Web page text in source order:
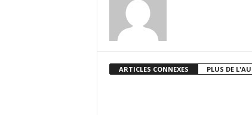
ARTICLES CONNEXES PLUS DE